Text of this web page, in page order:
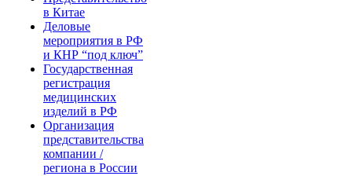
в Китае
Деловые
мероприятия в РФ
и КНР “под ключ”
Государственная
регистрация
медицинских
изделий в РФ
Организация
представительства
компании /
региона в России